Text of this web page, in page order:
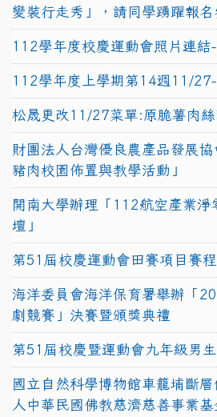
變裝行走秀」，請同學踴躍報名
112學年度校慶運動會照片連結
112學年度上學期第14週11/
松晟更改11/27菜單:原脆薯肉絲
財團法人台灣優良農產品發展
豬肉校園佈置與教學活動」
開南大學辦理「112航空產業淨
壇」
第51屆校慶運動會田賽項目賽
海洋委員會海洋保育署舉辦「
劇競賽」決賽暨頒獎典禮
第51屆校慶暨運動會九年級男
國立自然科學博物館車籠埔斷
人中華民國佛教慈濟慈善事業